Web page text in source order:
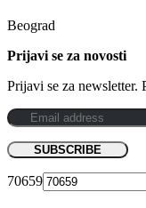
Beograd
Prijavi se za novosti
Prijavi se za newsletter.
70659